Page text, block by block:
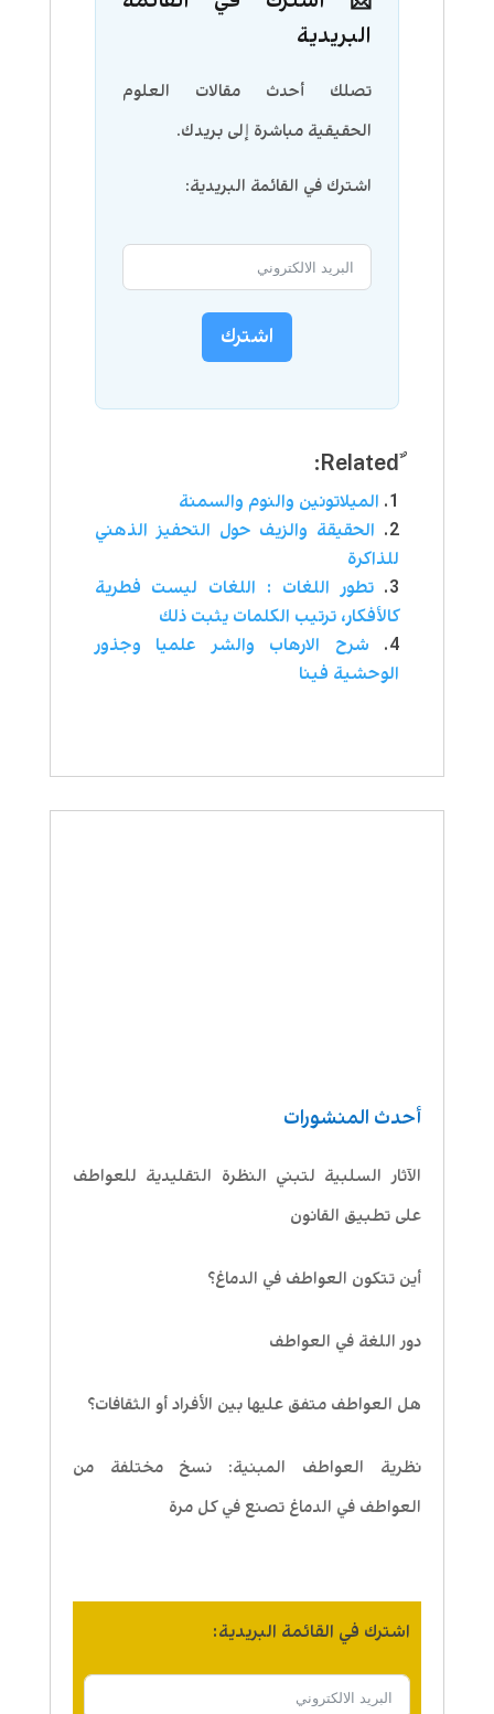
أحدث المنشورات
الآثار السلبية لتبني النظرة التقليدية للعواطف
على تطبيق القانون
أين تتكون العواطف في الدماغ؟
دور اللغة في العواطف
هل العواطف متفق عليها بين الأفراد أو الثقافات؟
نظرية العواطف المبنية: نسخ مختلفة من
العواطف في الدماغ تصنع في كل مرة
اشترك في القائمة البريدية:
البريدية
تصلك أحدث مقالات العلوم
الحقيقية مباشرة إلى بريدك.
اشترك في القائمة البريدية:
اشترك
ٌRelated:
الميلاتونين والنوم والسمنة
الحقيقة والزيف حول التحفيز الذهني
للذاكرة
تطور اللغات : اللغات ليست فطرية
كالأفكار، ترتيب الكلمات يثبت ذلك
شرح الارهاب والشر علميا وجذور
الوحشية فينا